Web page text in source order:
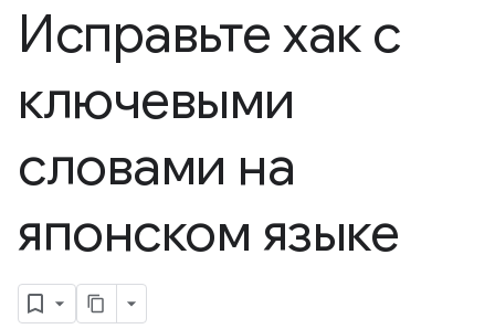
Исправьте хак с
ключевыми
словами на
японском языке